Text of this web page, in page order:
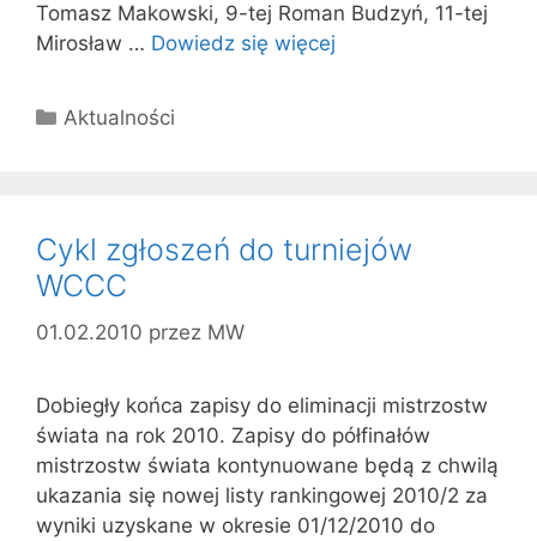
Tomasz Makowski, 9-tej Roman Budzyń, 11-tej
Mirosław … Dowiedz się więcej
Kategorie
Aktualności
Cykl zgłoszeń do turniejów
WCCC
01.02.2010 przez MW
Dobiegły końca zapisy do eliminacji mistrzostw
świata na rok 2010. Zapisy do półfinałów
mistrzostw świata kontynuowane będą z chwilą
ukazania się nowej listy rankingowej 2010/2 za
wyniki uzyskane w okresie 01/12/2010 do